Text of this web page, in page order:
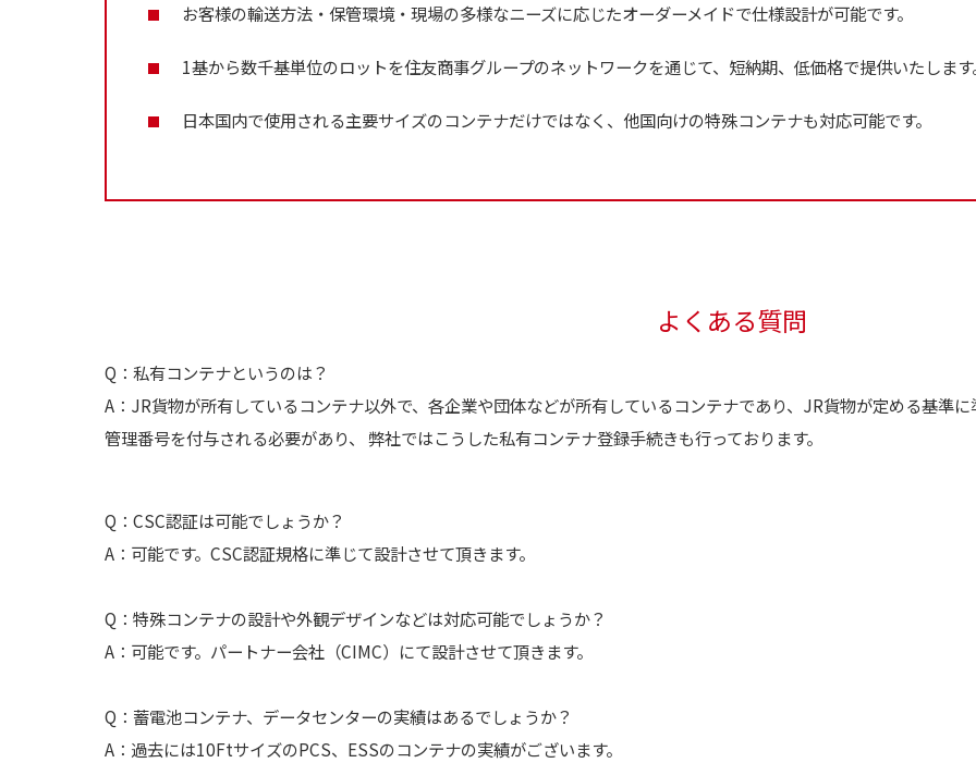
お客様の輸送方法・保管環境・現場の多様なニーズに応じたオーダーメイドで仕様設計が可能です。
1基から数千基単位のロットを住友商事グループのネットワークを通じて、短納期、低価格で提供いたします
日本国内で使用される主要サイズのコンテナだけではなく、他国向けの特殊コンテナも対応可能です。
よくある質問
Q：私有コンテナというのは？
A：JR貨物が所有しているコンテナ以外で、各企業や団体などが所有しているコンテナであり、JR貨物が定める基準
管理番号を付与される必要があり、 弊社ではこうした私有コンテナ登録手続きも行っております。
Q：CSC認証は可能でしょうか？
A：可能です。CSC認証規格に準じて設計させて頂きます。
Q：特殊コンテナの設計や外観デザインなどは対応可能でしょうか？
A：可能です。パートナー会社（CIMC）にて設計させて頂きます。
Q：蓄電池コンテナ、データセンターの実績はあるでしょうか？
A：過去には10FtサイズのPCS、ESSのコンテナの実績がございます。